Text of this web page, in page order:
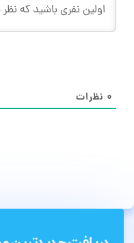
۰ نظرات